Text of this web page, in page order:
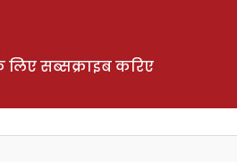
लिए सब्सक्राइब करिए